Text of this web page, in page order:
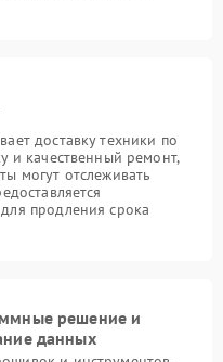
доставку техники по
и качественный ремонт,
могут отслеживать
продления срока
решение и
данных